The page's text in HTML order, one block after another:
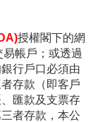
授權閣下的網
易帳戶；或透過
行戶口必須由
存款（即客戶
匯款及支票存
者存款，本公